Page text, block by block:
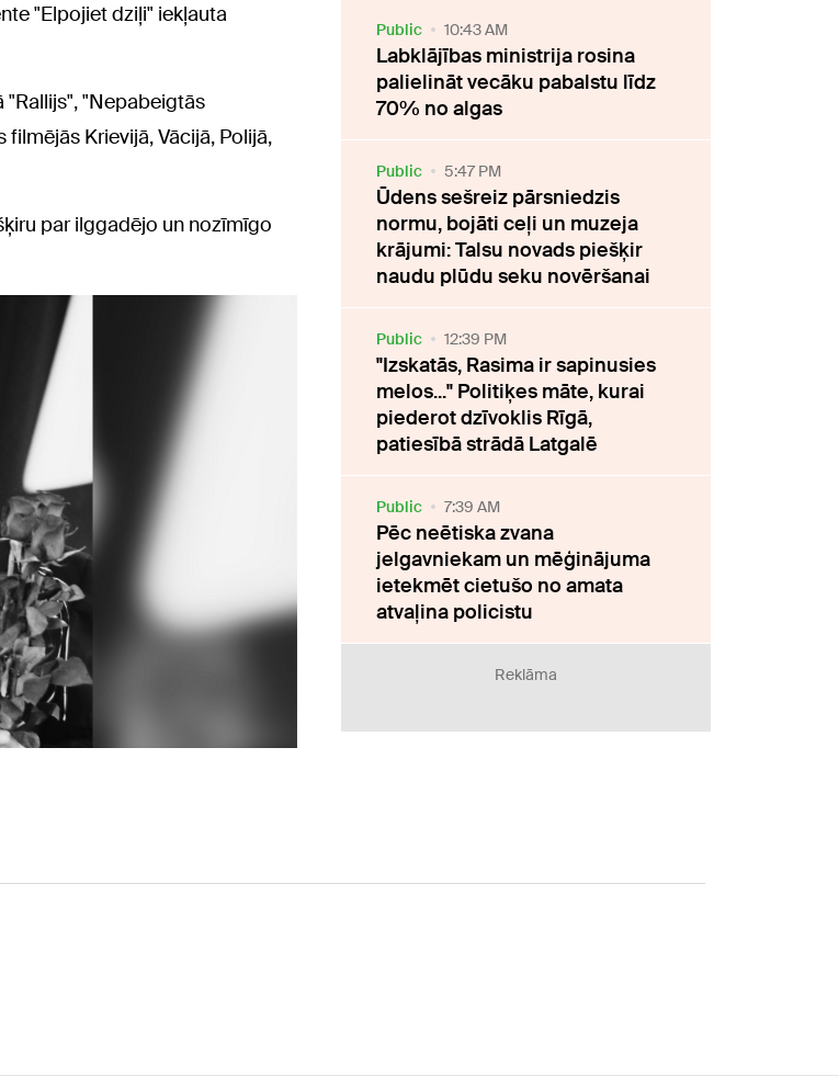
"Elpojiet dziļi" iekļauta
"Rallijs", "Nepabeigtās
Krievijā, Vācijā, Polijā,
par ilggadējo un nozīmīgo
Public 10:43 AM
Labklājības ministrija rosina
palielināt vecāku pabalstu līdz
70% no algas
Public 5:47 PM
Ūdens sešreiz pārsniedzis
normu, bojāti ceļi un muzeja
krājumi: Talsu novads piešķir
naudu plūdu seku novēršanai
Public 12:39 PM
"Izskatās, Rasima ir sapinusies
melos..." Politiķes māte, kurai
piederot dzīvoklis Rīgā,
patiesībā strādā Latgalē
Public 7:39 AM
Pēc neētiska zvana
jelgavniekam un mēģinājuma
ietekmēt cietušo no amata
atvaļina policistu
Reklāma